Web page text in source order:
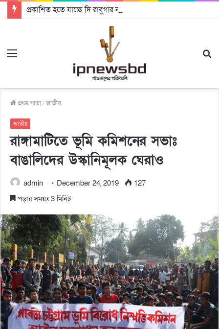
প্রকাশিত হতে যাচ্ছে দি রাবুগার নতুন গান ‘Baljanggi’
প্রথম পাতা/জাতীয়
জাতীয়
রাঙ্গামাটিতে ভূমি কমিশনের সভাঃ
বাঙালিদের উস্কানিমূলক ঘেরাও
admin December 24, 2019
127
পড়ার সময়ঃ 3 মিনিট